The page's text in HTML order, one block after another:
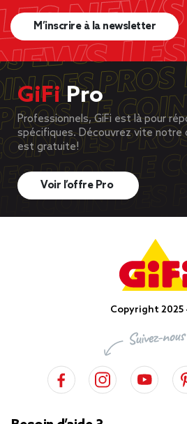
M’inscrire à la newsletter
GiFiPro
Professionnels, GiFi est là pour
spécifiques. Découvrez vite notre
est gratuite!
Voir l’offre Pro
Copyright 2025